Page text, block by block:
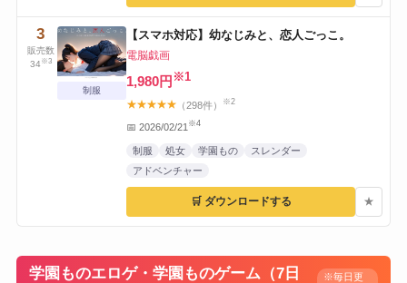
3
販売数
34 ※3
制服
【スマホ対応】幼なじみと、恋人ごっこ。
電脳戯画
1,980円 ※1
★★★★★（298件） ※2
📅 2026/02/21 ※4
制服 処女 学園もの
スレンダー
アドベンチャー
🛒 ダウンロードする ★
学園ものエロゲ・学園ものゲーム（7日
※毎日更